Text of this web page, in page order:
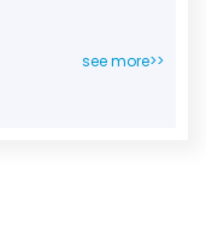
see more>>